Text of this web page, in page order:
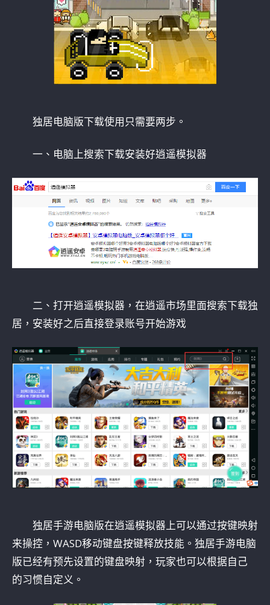
独居电脑版下载使用只需要两步。
一、电脑上搜索下载安装好逍遥模拟器
二、打开逍遥模拟器，在逍遥市场里面搜索下载独
居，安装好之后直接登录账号开始游戏
独居手游电脑版在逍遥模拟器上可以通过按键映射
来操控，WASD移动键盘按键释放技能。独居手游电脑
版已经有预先设置的键盘映射，玩家也可以根据自己
的习惯自定义。